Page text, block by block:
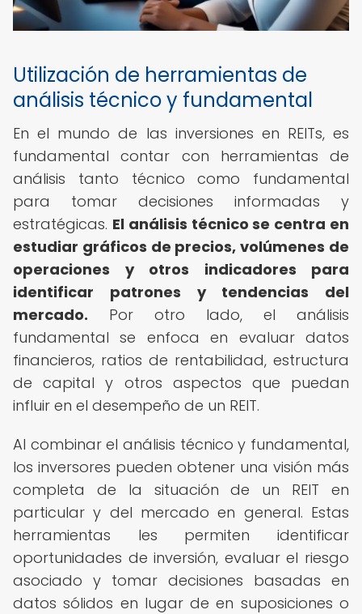
Utilización de herramientas de
análisis técnico y fundamental
En el mundo de las inversiones en REITs, es
fundamental contar con herramientas de
análisis tanto técnico como fundamental
para tomar decisiones informadas y
estratégicas. El análisis técnico se centra en
estudiar gráficos de precios, volúmenes de
operaciones y otros indicadores para
identificar patrones y tendencias del
mercado. Por otro lado, el análisis
fundamental se enfoca en evaluar datos
financieros, ratios de rentabilidad, estructura
de capital y otros aspectos que puedan
influir en el desempeño de un REIT.
Al combinar el análisis técnico y fundamental,
los inversores pueden obtener una visión más
completa de la situación de un REIT en
particular y del mercado en general. Estas
herramientas les permiten identificar
oportunidades de inversión, evaluar el riesgo
asociado y tomar decisiones basadas en
datos sólidos en lugar de en suposiciones o